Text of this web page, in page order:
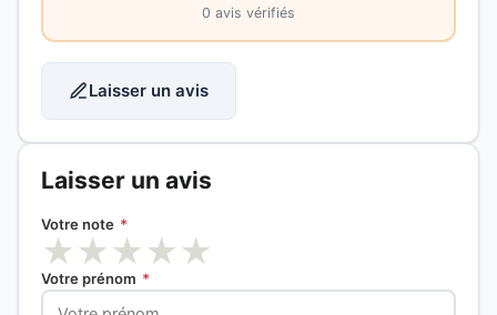
0 avis vérifiés
Laisser un avis
Laisser un avis
Votre note *
★★★★★
Votre prénom *